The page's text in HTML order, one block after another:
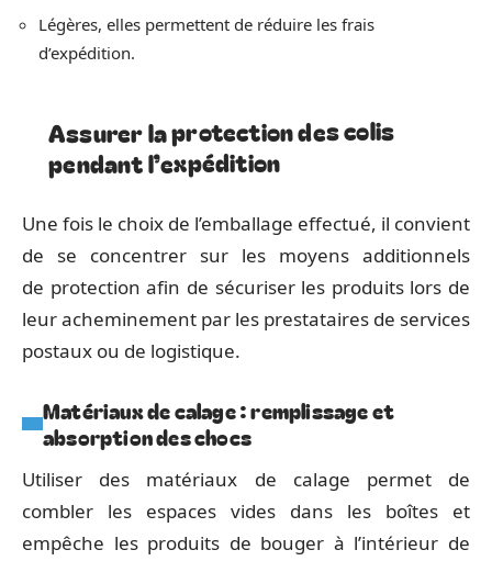
Légères, elles permettent de réduire les frais
d’expédition.
Assurer la protection des colis
pendant l’expédition
Une fois le choix de l’emballage effectué, il convient
de se concentrer sur les moyens additionnels
de protection afin de sécuriser les produits lors de
leur acheminement par les prestataires de services
postaux ou de logistique.
Matériaux de calage : remplissage et
absorption des chocs
Utiliser des matériaux de calage permet de
combler les espaces vides dans les boîtes et
empêche les produits de bouger à l’intérieur de